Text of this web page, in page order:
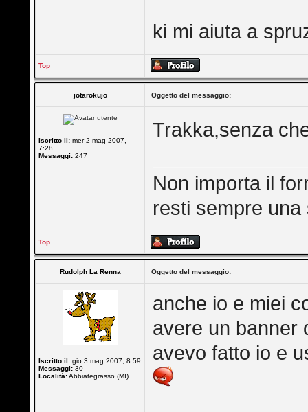
ki mi aiuta a
Top
jotarokujo Oggetto del messaggio:
Iscritto il: mer 2 mag 2007,
7:28
Messaggi: 247
Trakka,senza
Non importa il
resti sempre una
Top
Rudolph La Renna Oggetto del messaggio:
Iscritto il: gio 3 mag 2007, 8:59
Messaggi: 30
Località:Abbiategrasso (MI)
anche io e miei
avere un banner
avevo fatto io e